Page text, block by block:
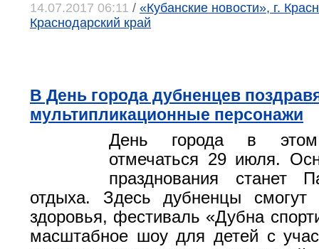
14.07.2017 06:11 / «Кубанские новости», г.
Краснодарский край
В День города дубненцев
мультипликационные персонажи
День города в
отмечаться 29 июля.
празднования станет
отдыха. Здесь дубненцы смогут
здоровья, фестиваль «Дубна
масштабное шоу для детей с